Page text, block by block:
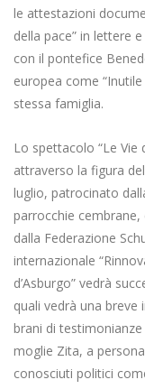
le attestazioni
della pace” in lettere
con il pontefice
europea come
stessa famiglia.
Lo spettacolo “Le Vie
attraverso la figura
luglio, patrocinato
parrocchie cembrane,
dalla Federazione
internazionale
d’Asburgo” vedrà
quali vedrà una
brani di testimonianze
moglie Zita, a
conosciuti politici